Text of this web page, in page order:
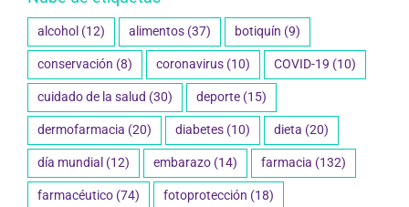
Nube de etiquetas
alcohol(12) alimentos(37) botiquín(9)
conservación(8) coronavirus(10) COVID-19(10)
cuidado de la salud(30) deporte(15)
dermofarmacia(20) diabetes(10) dieta(20)
día mundial(12) embarazo(14) farmacia(132)